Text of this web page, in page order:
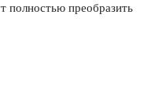
полностью преобразить